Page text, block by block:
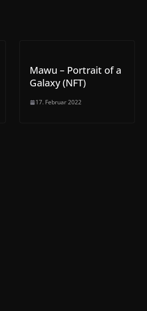
Mawu – Portrait of a
Galaxy (NFT)
17. Februar 2022